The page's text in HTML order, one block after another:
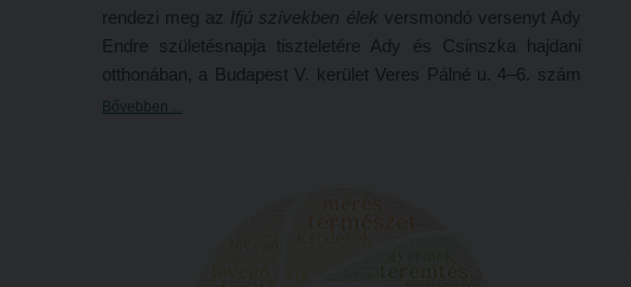
rendezi meg az Ifjú szívekben élek versmondó versenyt Ady
Endre születésnapja tiszteletére Ady és Csinszka hajdani
otthonában, a Budapest V. kerület Veres Pálné u. 4–6. szám
alatt működő Ady Emlékmúzeumban. Ebben az évben közel
Szövetsége részéről és dr. Havas Judit irodalomtörténész,
Bővebben ...